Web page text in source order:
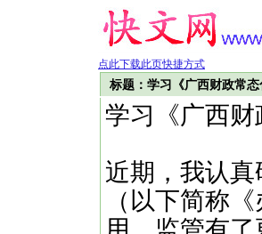
点此下载此页快捷方式
标题：学习《广西财政常
学习《广西
近期，我认
（以下简称